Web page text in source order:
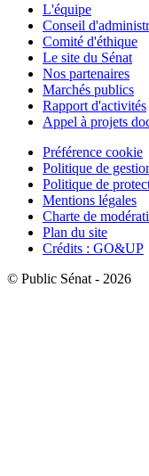
L'équipe
Conseil
Comité d'éthique
Le site du Sénat
Nos partenaires
Marchés publics
Rapport d'activités
Appel à projets
Préférence cookie
Politique de
Politique de
Mentions légales
Charte de
Plan du site
Crédits : GO&UP
© Public Sénat - 2026